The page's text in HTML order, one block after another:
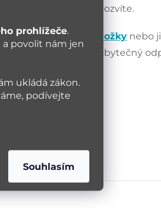
prohlížeče.
a povolit nám jen
ukládá zákon.
podívejte
Souhlasím
se na našem blogu dozvíte.
i nalátkové vložky nebo
když chceme šetřit zbytečný
)